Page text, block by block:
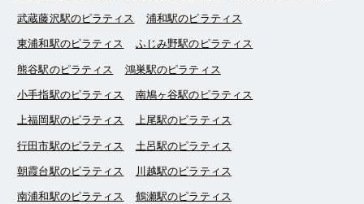
武蔵藤沢駅のピラティス 浦和駅のピラティス
東浦和駅のピラティス ふじみ野駅のピラティス
熊谷駅のピラティス 鴻巣駅のピラティス
小手指駅のピラティス 南鳩ヶ谷駅のピラティス
上福岡駅のピラティス 上尾駅のピラティス
行田市駅のピラティス 土呂駅のピラティス
朝霞台駅のピラティス 川越駅のピラティス
南浦和駅のピラティス 鶴瀬駅のピラティス